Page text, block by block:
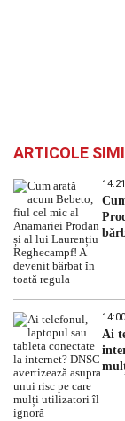
ARTICOLE
14:21
14:00
Ai